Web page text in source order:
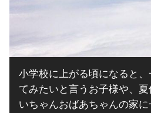
小学校に上がる頃になると
てみたいと言うお子様や、
いちゃんおばあちゃんの家